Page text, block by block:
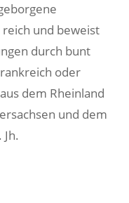
und beweist
durch bunt
oder
dem Rheinland
und dem